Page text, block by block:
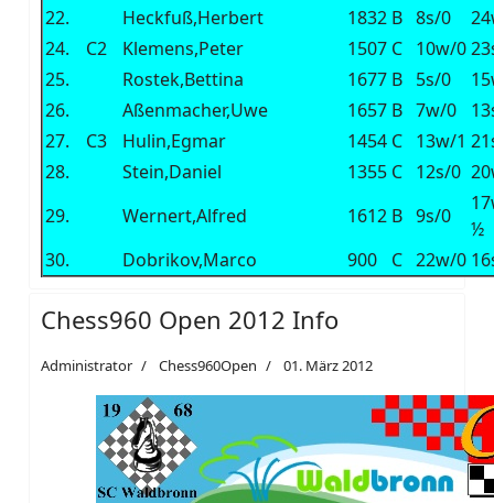
22.
Heckfuß,Herbert 1832 B 8s/0
24.
C2 Klemens,Peter 1507 C 10w/0
25.
Rostek,Bettina 1677 B 5s/0
26.
Aßenmacher,Uwe 1657 B 7w/0
27.
C3 Hulin,Egmar 1454 C 13w/1
28.
Stein,Daniel 1355 C 12s/0
29.
Wernert,Alfred 1612 B 9s/0
½
30.
Dobrikov,Marco 900 C 22w/0
Chess960 Open 2012 Info
Administrator Chess960Open 01. März 2012